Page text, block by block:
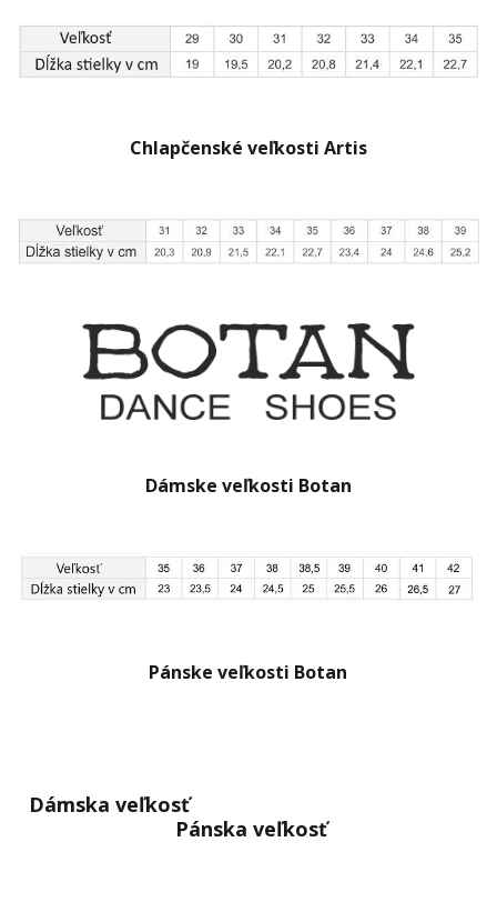
Chlapčenské veľkosti Artis
Dámske veľkosti Botan
Pánske veľkosti Botan
Dámska veľkosť
Pánska veľkosť